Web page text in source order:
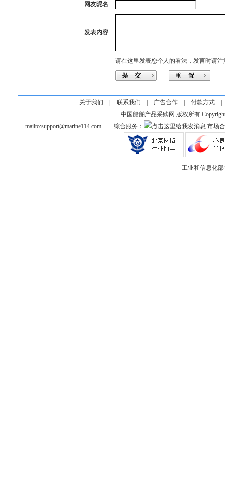
网友昵名
发表内容
请在这里发表您个人的看法，发言时请
关于我们 联系我们 广告合作| 付款方式
中国船舶产品采购网 版权所有
mailto:support@marine114.com综合服务： 市场
工业和信息化